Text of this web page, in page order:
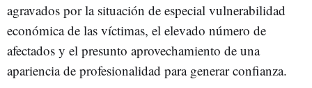
agravados por la situación de especial vulnerabilidad
económica de las víctimas, el elevado número de
afectados y el presunto aprovechamiento de una
apariencia de profesionalidad para generar confianza.